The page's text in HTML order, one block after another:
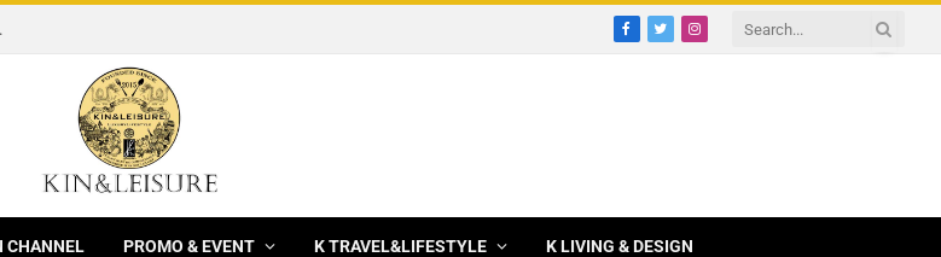
คม – 25 กันยายน 2569
Facebook
TwitterInstagram
CHANNEL PROMO & EVENT K TRAVEL&LIFESTYLE K LIVING & DESIGN